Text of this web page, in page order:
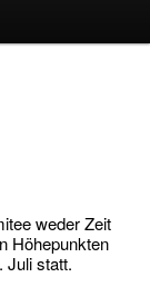
weder Zeit
Höhepunkten
Juli statt.